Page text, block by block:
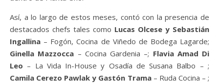
Así, a lo largo de estos meses, contó con la presencia de
destacados chefs tales como Lucas Olcese y Sebastián
Ingallina – Fogón, Cocina de Viñedo de Bodega Lagarde;
Ginella Mazzocca – Cocina Gardenia –; Flavia Amad Di
Leo – La Vida In-House y Osadía de Susana Balbo – ;
Camila Cerezo Pawlak y Gastón Trama– Ruda Cocina – ;